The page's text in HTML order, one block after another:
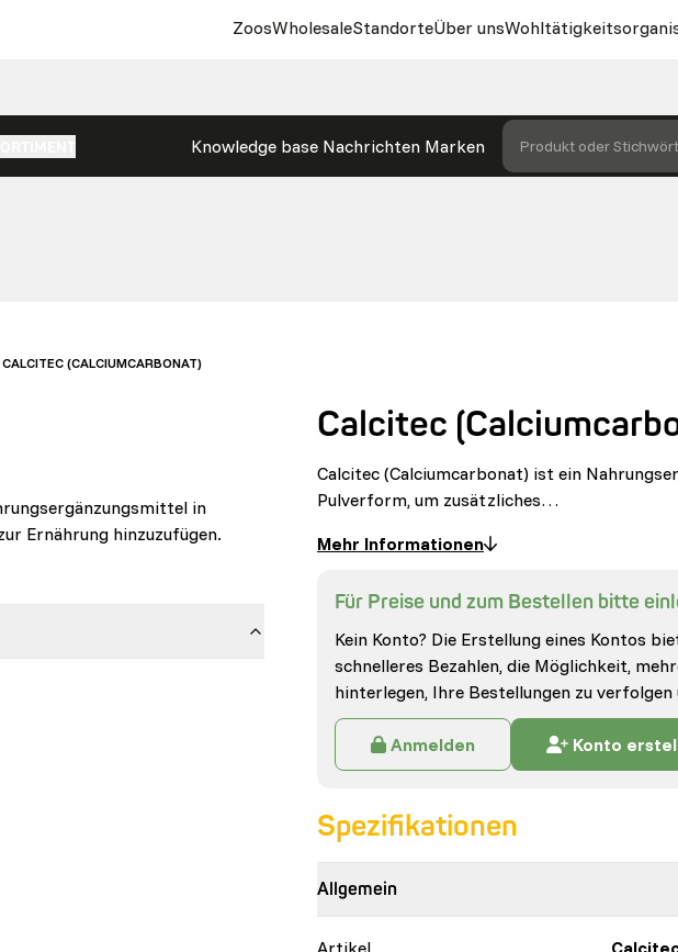
ZoosWholesaleStandorteÜber uns
Knowledge base Nachrichten Marken Produkt oder
CALCITEC (CALCIUMCARBONAT)
in
Ernährung hinzuzufügen.
Calcitec
Calcitec (Calciumcarbonat) ist ein
Pulverform, um zusätzliches…
Mehr Informationen
Für Preise und zum Bestellen bitte
Kein Konto? Die Erstellung eines Kontos
schnelleres Bezahlen, die Möglichkeit,
hinterlegen, Ihre Bestellungen zu verfolgen
Anmelden Konto
Spezifikationen
Allgemein
Artikel